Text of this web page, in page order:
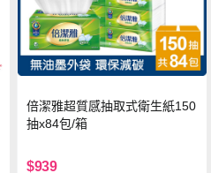
倍潔雅超質感抽取式衛生紙150
抽x84包/箱
$939